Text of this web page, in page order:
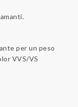
per un peso
VVS/VS